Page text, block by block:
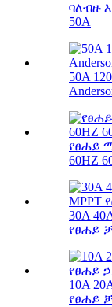
ባለብዙ
50A
50A
የፀሐይ
60HZ
30A
የፀሐይ
10A
የፀሐይ